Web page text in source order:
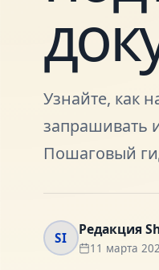
Узнайте, как
запрашивать
Пошаговый
SI Редакция
11 марта